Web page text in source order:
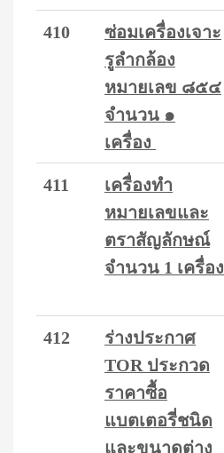
410
ซ่อมเครื่องเจาะ
รูลำกล้อง
หมายเลข ๘๕๔
จำนวน ๑
เครื่อง
411
เครื่องทำ
หมายเลขและ
ตราสัญลักษณ์
จำนวน 1 เครื่อง
412
ร่างประกาศ
TOR ประกวด
ราคาซื้อ
แบตเตอรี่ชนิด
และขนาดต่าง